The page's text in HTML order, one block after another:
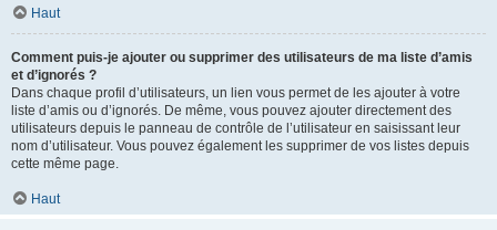
Haut
Comment puis-je ajouter ou supprimer des utilisateurs de ma liste d’amis
et d’ignorés ?
Dans chaque profil d’utilisateurs, un lien vous permet de les ajouter à votre
liste d’amis ou d’ignorés. De même, vous pouvez ajouter directement des
utilisateurs depuis le panneau de contrôle de l’utilisateur en saisissant leur
nom d’utilisateur. Vous pouvez également les supprimer de vos listes depuis
cette même page.
Haut